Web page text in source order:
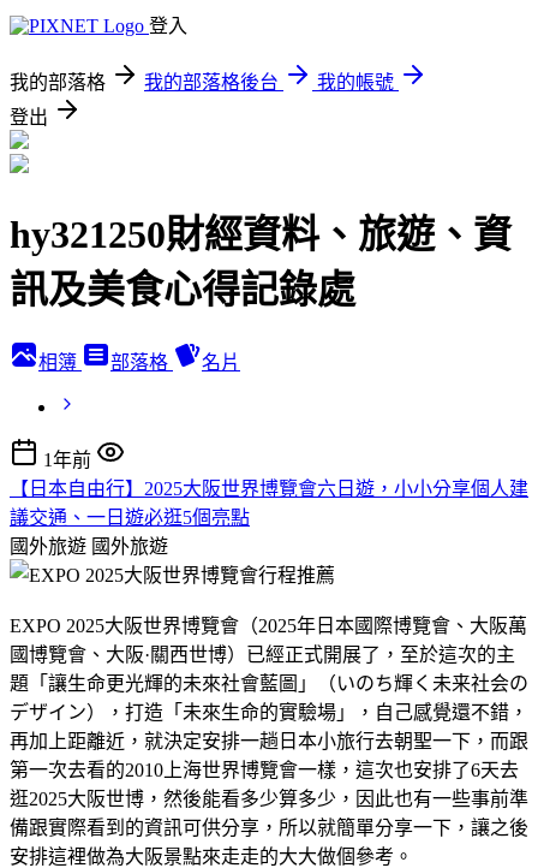
登入
我的部落格 我的部落格後台
我的帳號
登出
hy321250財經資料、旅遊、資
訊及美食心得記錄處
相簿 部落格 名片
1年前
【日本自由行】2025大阪世界博覽會六日遊，小小分享個人建
議交通、一日遊必逛5個亮點
國外旅遊 國外旅遊
EXPO 2025大阪世界博覽會（2025年日本國際博覽會、大阪萬
國博覽會、大阪·關西世博）已經正式開展了，至於這次的主
題「讓生命更光輝的未來社會藍圖」（いのち輝く未来社会の
デザイン），打造「未來生命的實驗場」，自己感覺還不錯，
再加上距離近，就決定安排一趟日本小旅行去朝聖一下，而跟
第一次去看的2010上海世界博覽會一樣，這次也安排了6天去
逛2025大阪世博，然後能看多少算多少，因此也有一些事前準
備跟實際看到的資訊可供分享，所以就簡單分享一下，讓之後
安排這裡做為大阪景點來走走的大大做個參考。